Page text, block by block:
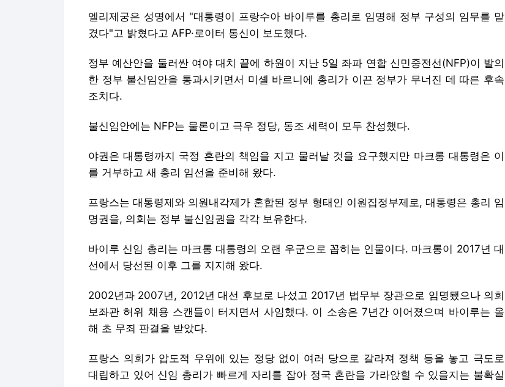
엘리제궁은 성명에서 "대통령이 프랑수아 바이루를 총리로 임명해 정부 구성의 임무를 맡
겼다"고 밝혔다고 AFP·로이터 통신이 보도했다.
정부 예산안을 둘러싼 여야 대치 끝에 하원이 지난 5일 좌파 연합 신민중전선(NFP)이 발의
한 정부 불신임안을 통과시키면서 미셸 바르니에 총리가 이끈 정부가 무너진 데 따른 후속
조치다.
불신임안에는 NFP는 물론이고 극우 정당, 동조 세력이 모두 찬성했다.
야권은 대통령까지 국정 혼란의 책임을 지고 물러날 것을 요구했지만 마크롱 대통령은 이
를 거부하고 새 총리 임선을 준비해 왔다.
프랑스는 대통령제와 의원내각제가 혼합된 정부 형태인 이원집정부제로, 대통령은 총리 임
명권을, 의회는 정부 불신임권을 각각 보유한다.
바이루 신임 총리는 마크롱 대통령의 오랜 우군으로 꼽히는 인물이다. 마크롱이 2017년 대
선에서 당선된 이후 그를 지지해 왔다.
2002년과 2007년, 2012년 대선 후보로 나섰고 2017년 법무부 장관으로 임명됐으나 의회
보좌관 허위 채용 스캔들이 터지면서 사임했다. 이 소송은 7년간 이어졌으며 바이루는 올
해 초 무죄 판결을 받았다.
프랑스 의회가 압도적 우위에 있는 정당 없이 여러 당으로 갈라져 정책 등을 놓고 극도로
대립하고 있어 신임 총리가 빠르게 자리를 잡아 정국 혼란을 가라앉힐 수 있을지는 불확실